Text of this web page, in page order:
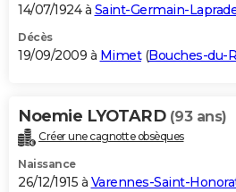
14/07/1924 à Saint-Germain-
Décès
19/09/2009 à Mimet(Bouches-du-
Noemie LYOTARD (93 ans)
Créer une cagnotte obsèques
Naissance
26/12/1915 à Varennes-Saint-